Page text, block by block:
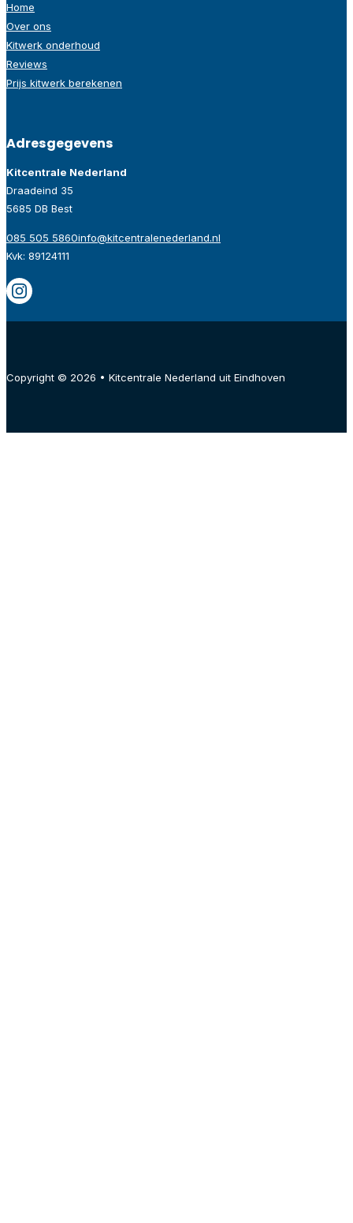
Home
Over ons
Kitwerk onderhoud
Reviews
Prijs kitwerk berekenen
Adresgegevens
Kitcentrale Nederland
Draadeind 35
5685 DB Best
085 505 5860info@kitcentralenederland.nl
Kvk: 89124111
Copyright © 2026 • Kitcentrale Nederland uit Eindhoven